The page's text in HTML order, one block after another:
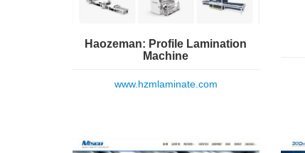
Haozeman: Profile Lamination
Machine
www.hzmlaminate.com